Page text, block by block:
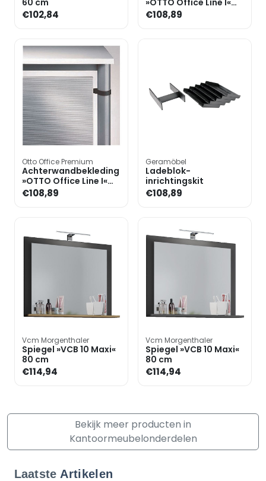
60 cm
€102,84
»OTTO Office Line I«
160 cm
€108,89
Otto Office Premium
Achterwandbekleding
»OTTO Office Line I«
120 cm
€108,89
Geramöbel
Ladeblok-
inrichtingskit
€108,89
Vcm Morgenthaler
Spiegel »VCB 10 Maxi«
80 cm
€114,94
Vcm Morgenthaler
Spiegel »VCB 10 Maxi«
80 cm
€114,94
Bekijk meer producten in
Kantoormeubelonderdelen
Laatste Artikelen